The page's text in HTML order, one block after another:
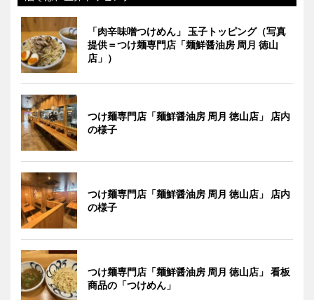
「肉辛味噌つけめん」 玉子トッピング（写真
提供＝つけ麺専門店「麺鮮醤油房 周月 徳山
店」）
つけ麺専門店「麺鮮醤油房 周月 徳山店」 店内
の様子
つけ麺専門店「麺鮮醤油房 周月 徳山店」 店内
の様子
つけ麺専門店「麺鮮醤油房 周月 徳山店」 看板
商品の「つけめん」